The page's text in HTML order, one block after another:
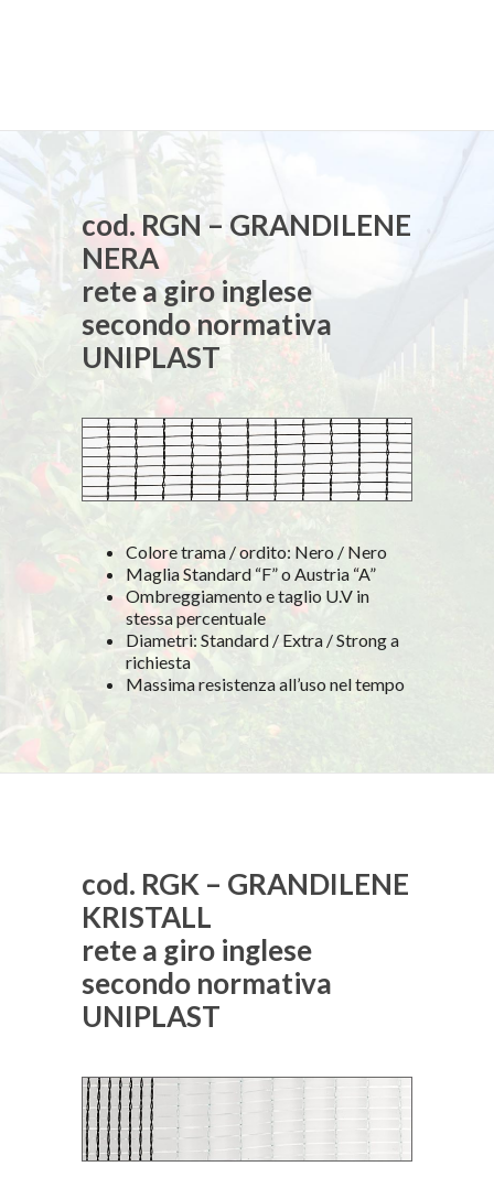
cod. RGN – GRANDILENE
NERA
rete a giro inglese
secondo normativa
UNIPLAST
Colore trama / ordito: Nero / Nero
Maglia Standard “F” o Austria “A”
Ombreggiamento e taglio U.V in
stessa percentuale
Diametri: Standard / Extra / Strong a
richiesta
Massima resistenza all’uso nel tempo
cod. RGK – GRANDILENE
KRISTALL
rete a giro inglese
secondo normativa
UNIPLAST